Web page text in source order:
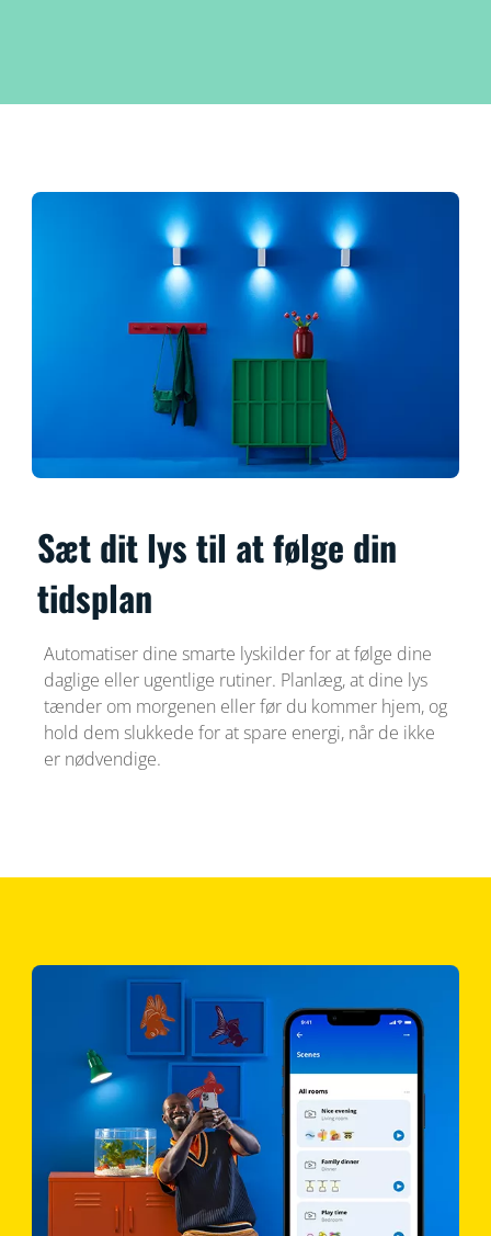
Sæt dit lys til at følge din
tidsplan
Automatiser dine smarte lyskilder for at følge dine
daglige eller ugentlige rutiner. Planlæg, at dine lys
tænder om morgenen eller før du kommer hjem, og
hold dem slukkede for at spare energi, når de ikke
er nødvendige.